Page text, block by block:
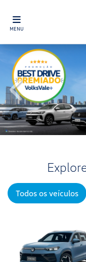
MENU
Todos os veículos